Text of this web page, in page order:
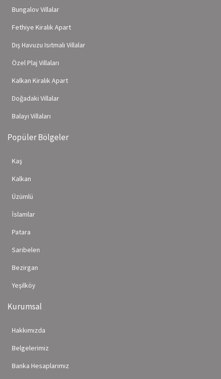
Bungalov Villalar
Fethiye Kiralık Apart
Dış Havuzu Isıtmalı Villalar
Özel Plaj Villaları
Kalkan Kiralık Apart
Doğadaki Villalar
Balayı Villaları
Popüler Bölgeler
Kaş
Kalkan
Üzümlü
İslamlar
Patara
Sarıbelen
Bezirgan
Yeşilköy
Kurumsal
Hakkımızda
Belgelerimiz
Banka Hesaplarımız